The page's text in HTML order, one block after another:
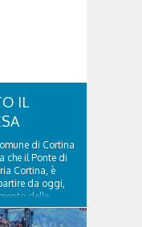
IL
di Cortina
che il Ponte di
Cortina, è
da oggi,
delle